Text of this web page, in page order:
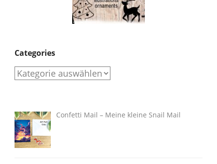
Categories
Categories
Confetti Mail – Meine kleine Snail Mail